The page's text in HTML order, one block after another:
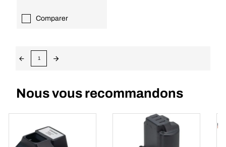
Comparer
1
Nous vous recommandons